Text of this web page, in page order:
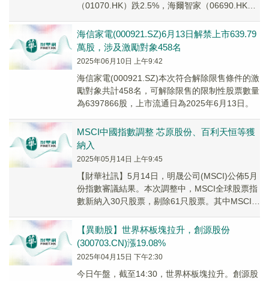
（01070.HK）跌2.5%，海爾智家（06690.HK）
海信家電(000921.SZ)6月13日解禁上市639.79
萬股，涉及激勵對象458名
2025年06月10日 上午9:42
海信家電(000921.SZ)本次符合解除限售條件的激
勵對象共計458名，可解除限售的限制性股票數量
為6397866股，上市流通日為2025年6月13日。
MSCI中國指數調整 芯原股份、百利天恒等獲
納入
2025年05月14日 上午9:45
【財華社訊】5月14日，明晟公司(MSCI)公佈5月
份指數審議結果。本次調整中，MSCI全球股票指
數新納入30只股票，剔除61只股票。其中MSCI中
【異動股】世界杯板塊拉升，創源股份
(300703.CN)漲19.08%
2025年04月15日 下午2:30
今日午盤，截至14:30，世界杯板塊拉升。創源股